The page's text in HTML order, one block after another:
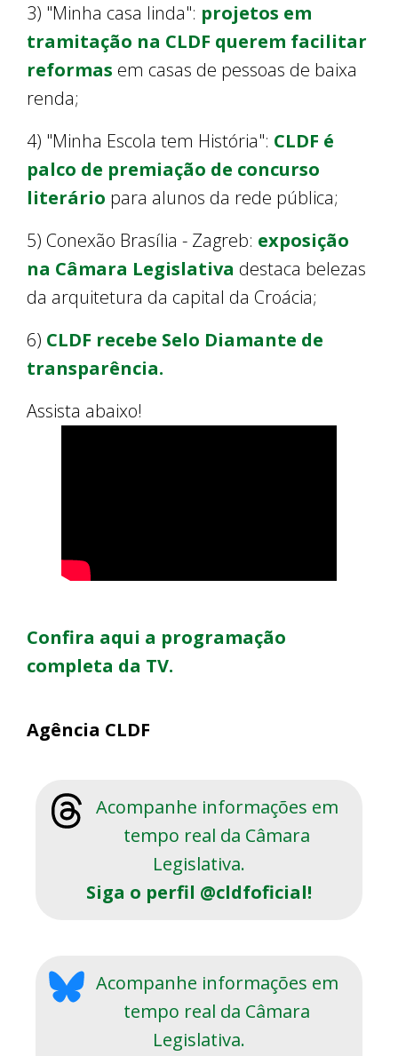
3) "Minha casa linda": projetos em
tramitação na CLDF querem facilitar
reformas em casas de pessoas de baixa
renda;
4) "Minha Escola tem História": CLDF é
palco de premiação de concurso
literário para alunos da rede pública;
5) Conexão Brasília - Zagreb: exposição
na Câmara Legislativa destaca belezas
da arquitetura da capital da Croácia;
6) CLDF recebe Selo Diamante de
transparência.
Assista abaixo!
Confira aqui a programação
completa da TV.
Agência CLDF
Acompanhe informações em
tempo real da Câmara
Legislativa.
Siga o perfil @cldfoficial!
Acompanhe informações em
tempo real da Câmara
Legislativa.